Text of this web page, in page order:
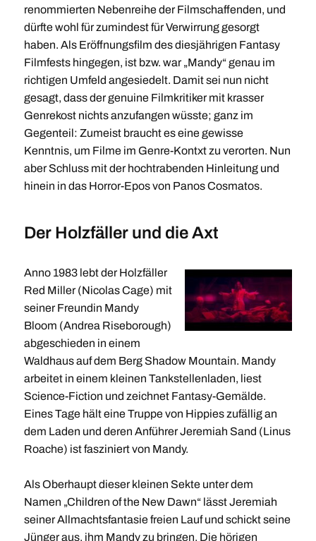
renommierten Nebenreihe der Filmschaffenden, und
dürfte wohl für zumindest für Verwirrung gesorgt
haben. Als Eröffnungsfilm des diesjährigen Fantasy
Filmfests hingegen, ist bzw. war „Mandy“ genau im
richtigen Umfeld angesiedelt. Damit sei nun nicht
gesagt, dass der genuine Filmkritiker mit krasser
Genrekost nichts anzufangen wüsste; ganz im
Gegenteil: Zumeist braucht es eine gewisse
Kenntnis, um Filme im Genre-Kontxt zu verorten. Nun
aber Schluss mit der hochtrabenden Hinleitung und
hinein in das Horror-Epos von Panos Cosmatos.
Der Holzfäller und die Axt
Anno 1983 lebt der Holzfäller
Red Miller (Nicolas Cage) mit
seiner Freundin Mandy
Bloom (Andrea Riseborough)
abgeschieden in einem
Waldhaus auf dem Berg Shadow Mountain. Mandy
arbeitet in einem kleinen Tankstellenladen, liest
Science-Fiction und zeichnet Fantasy-Gemälde.
Eines Tage hält eine Truppe von Hippies zufällig an
dem Laden und deren Anführer Jeremiah Sand (Linus
Roache) ist fasziniert von Mandy.
Als Oberhaupt dieser kleinen Sekte unter dem
Namen „Children of the New Dawn“ lässt Jeremiah
seiner Allmachtsfantasie freien Lauf und schickt seine
Jünger aus, ihm Mandy zu bringen. Die hörigen